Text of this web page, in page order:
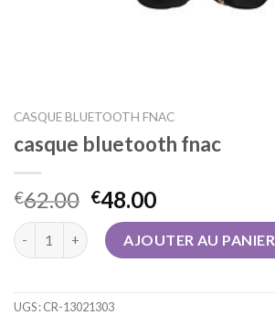
CASQUE BLUETOOTH FNAC
casque bluetooth fnac
€62.00 €48.00
quantité de casque bluetooth fnac
AJOUTER AU PANIER
UGS :CR-13021303